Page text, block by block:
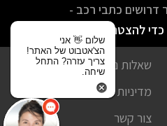
דרושים כתבי רכב -
להצטרף
שאלות נפוצות
מדיניות פרטיות
צור קשר
שלום 👋 אני
הצ'אטבוט של האתר!
צריך עזרה? התחל
שיחה.